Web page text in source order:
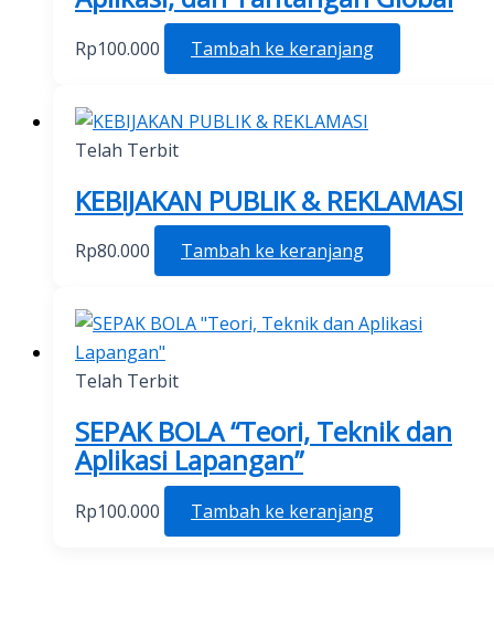
Rp100.000 Tambah ke keranjang
Telah Terbit
KEBIJAKAN PUBLIK & REKLAMASI
Rp80.000 Tambah ke keranjang
Telah Terbit
SEPAK BOLA “Teori, Teknik dan
Aplikasi Lapangan”
Rp100.000 Tambah ke keranjang